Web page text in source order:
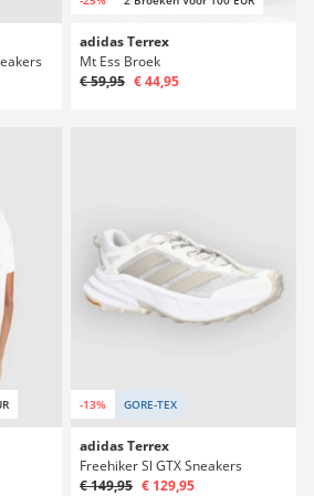
adidas Terrex
Mt Ess Broek
€ 59,95 € 44,95
-13% GORE-TEX
adidas Terrex
Freehiker Sl GTX Sneakers
€ 149,95 € 129,95